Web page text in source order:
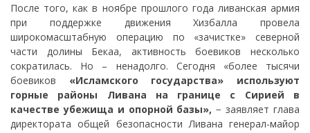
После того, как в ноябре прошлого года ливанская армия
при поддержке движения Хизбалла провела
широкомасштабную операцию по «зачистке» северной
части долины Бекаа, активность боевиков несколько
сократилась. Но – ненадолго. Сегодня «более тысячи
боевиков «Исламского государства» используют
горные районы Ливана на границе с Сирией в
качестве убежища и опорной базы», − заявляет глава
директората общей безопасности Ливана генерал-майор